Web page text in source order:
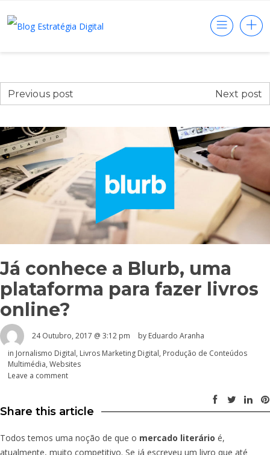
Previous post Next post
Já conhece a Blurb, uma
plataforma para fazer livros
online?
24 Outubro, 2017 @ 3:12 pm by Eduardo Aranha
in Jornalismo Digital, Livros Marketing Digital, Produção de Conteúdos
Multimédia, Websites
Leave a comment
Share this article
Todos temos uma noção de que o mercado literário é,
atualmente, muito competitivo. Se já escreveu um livro que até